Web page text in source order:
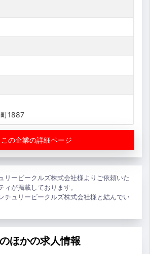
1887
この企業の詳細ページ
リービークルズ株式会社様よりご依頼いた
ィが掲載しております。
チュリービークルズ株式会社様と結んでい
ほかの求人情報